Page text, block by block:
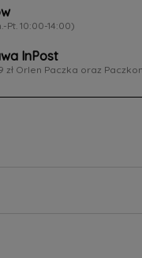
Pt. 10:00-14:00)
InPost
zł Orlen Paczka oraz